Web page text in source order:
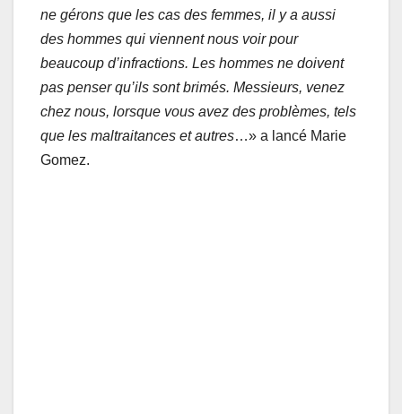
ne gérons que les cas des femmes, il y a aussi
des hommes qui viennent nous voir pour
beaucoup d’infractions. Les hommes ne doivent
pas penser qu’ils sont brimés. Messieurs, venez
chez nous, lorsque vous avez des problèmes, tels
que les maltraitances et autres…» a lancé Marie
Gomez.